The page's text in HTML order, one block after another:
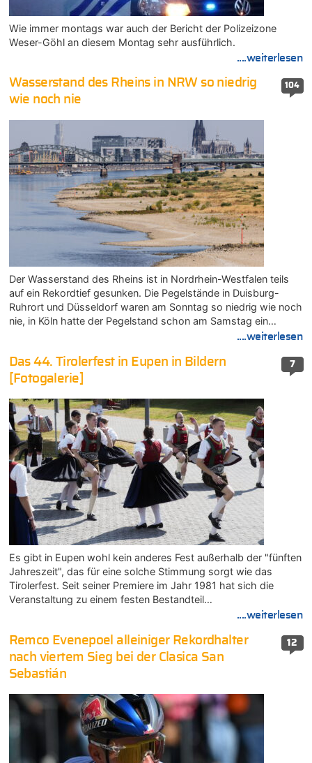
Wie immer montags war auch der Bericht der Polizeizone
Weser-Göhl an diesem Montag sehr ausführlich.
....weiterlesen
104
Wasserstand des Rheins in NRW so niedrig
wie noch nie
Der Wasserstand des Rheins ist in Nordrhein-Westfalen teils
auf ein Rekordtief gesunken. Die Pegelstände in Duisburg-
Ruhrort und Düsseldorf waren am Sonntag so niedrig wie noch
nie, in Köln hatte der Pegelstand schon am Samstag ein…
....weiterlesen
7
Das 44. Tirolerfest in Eupen in Bildern
[Fotogalerie]
Es gibt in Eupen wohl kein anderes Fest außerhalb der "fünften
Jahreszeit", das für eine solche Stimmung sorgt wie das
Tirolerfest. Seit seiner Premiere im Jahr 1981 hat sich die
Veranstaltung zu einem festen Bestandteil…
....weiterlesen
12
Remco Evenepoel alleiniger Rekordhalter
nach viertem Sieg bei der Clasica San
Sebastián